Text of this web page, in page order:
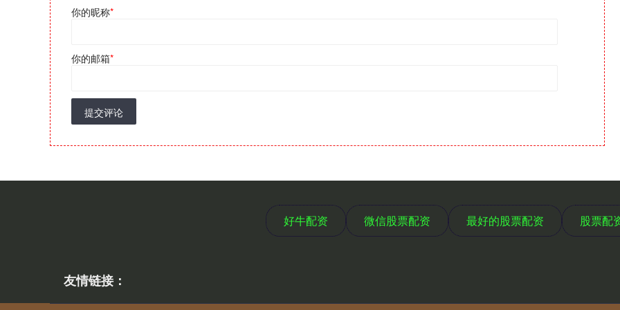
你的昵称*
你的邮箱*
提交评论
好牛配资 微信股票配资 最好的股票配资 股票配
友情链接：